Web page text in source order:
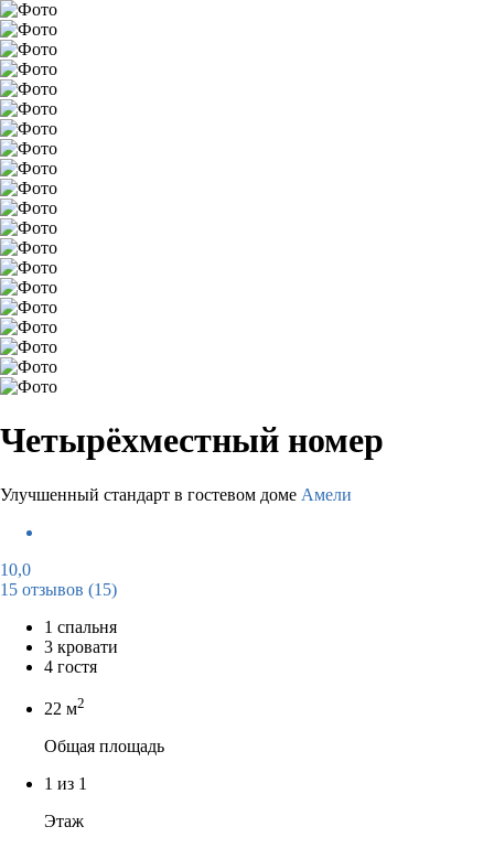
Четырёхместный номер
Улучшенный стандарт в гостевом доме Амели
10,0
15 отзывов (15)
1 спальня
3 кровати
4 гостя
22 м2
Общая площадь
1 из 1
Этаж